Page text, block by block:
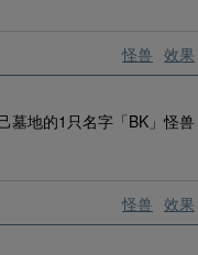
怪兽 效果
墓地的1只名字「BK」怪兽
怪兽 效果